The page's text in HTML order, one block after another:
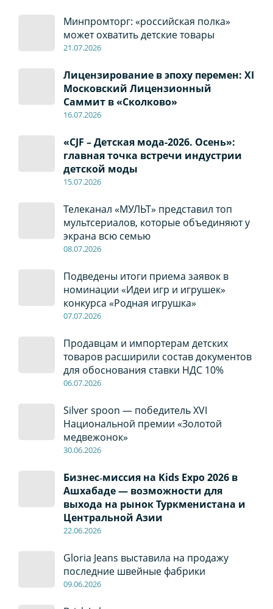
Минпромторг: «российская полка»
может охватить детские товары
21.07.2026
Лицензирование в эпоху перемен: XI
Московский Лицензионный
Саммит в «Сколково»
16.07.2026
«CJF – Детская мода-2026. Осень»:
главная точка встречи индустрии
детской моды
15.07.2026
Телеканал «МУЛЬТ» представил топ
мультсериалов, которые объединяют у
экрана всю семью
08.07.2026
Подведены итоги приема заявок в
номинации «Идеи игр и игрушек»
конкурса «Родная игрушка»
07.07.2026
Продавцам и импортерам детских
товаров расширили состав документов
для обоснования ставки НДС 10%
06.07.2026
Silver spoon — победитель XVI
Национальной премии «Золотой
медвежонок»
30.06.2026
Бизнес‑миссия на Kids Expo 2026 в
Ашхабаде — возможности для
выхода на рынок Туркменистана и
Центральной Азии
22.06.2026
Gloria Jeans выставила на продажу
последние швейные фабрики
09.06.2026